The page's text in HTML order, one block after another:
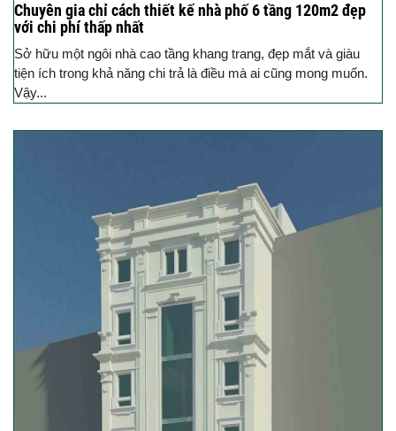
Chuyên gia chỉ cách thiết kế nhà phố 6 tầng 120m2 đẹp
với chi phí thấp nhất
Sở hữu một ngôi nhà cao tầng khang trang, đẹp mắt và giàu
tiện ích trong khả năng chi trả là điều mà ai cũng mong muốn.
Vậy...